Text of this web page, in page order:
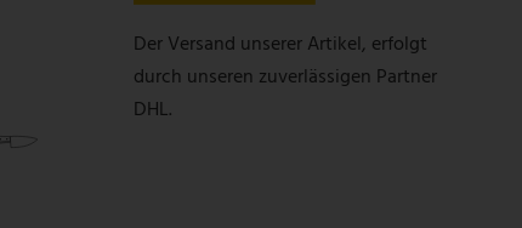
Der Versand unserer Artikel, erfolgt
durch unseren zuverlässigen Partner
DHL.